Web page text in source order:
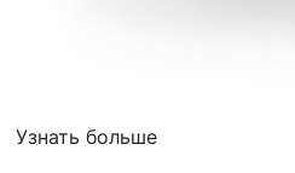
Узнать больше